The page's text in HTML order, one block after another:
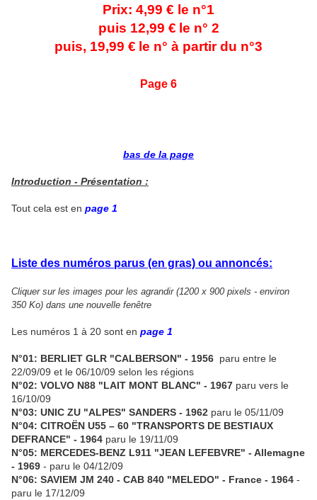
Prix: 4,99 € le n°1
puis 12,99 € le n° 2
puis, 19,99 € le n° à partir du n°3
Page 6
bas de la page
Introduction - Présentation :
Tout cela est en page 1
Liste des numéros parus (en gras) ou annoncés:
Cliquer sur les images pour les agrandir (1200 x 900 pixels - environ
350 Ko) dans une nouvelle fenêtre
Les numéros 1 à 20 sont en page 1
N°01: BERLIET GLR "CALBERSON" - 1956 paru entre le
22/09/09 et le 06/10/09 selon les régions
N°02: VOLVO N88 "LAIT MONT BLANC" - 1967 paru vers le
16/10/09
N°03: UNIC ZU "ALPES" SANDERS - 1962 paru le 05/11/09
N°04: CITROËN U55 – 60 "TRANSPORTS DE BESTIAUX
DEFRANCE" - 1964 paru le 19/11/09
N°05: MERCEDES-BENZ L911 "JEAN LEFEBVRE" - Allemagne
- 1969 - paru le 04/12/09
N°06: SAVIEM JM 240 - CAB 840 "MELEDO" - France - 1964 -
paru le 17/12/09